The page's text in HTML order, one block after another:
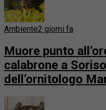
Ambiente2 giorni fa
Muore punto
calabrone a
dell’ornitologo